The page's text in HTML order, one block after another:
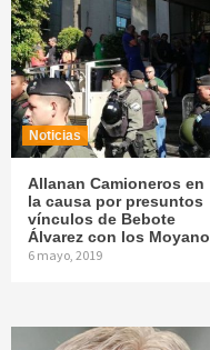
Noticias
Allanan Camioneros en
la causa por presuntos
vínculos de Bebote
Álvarez con los Moyano
6 mayo, 2019